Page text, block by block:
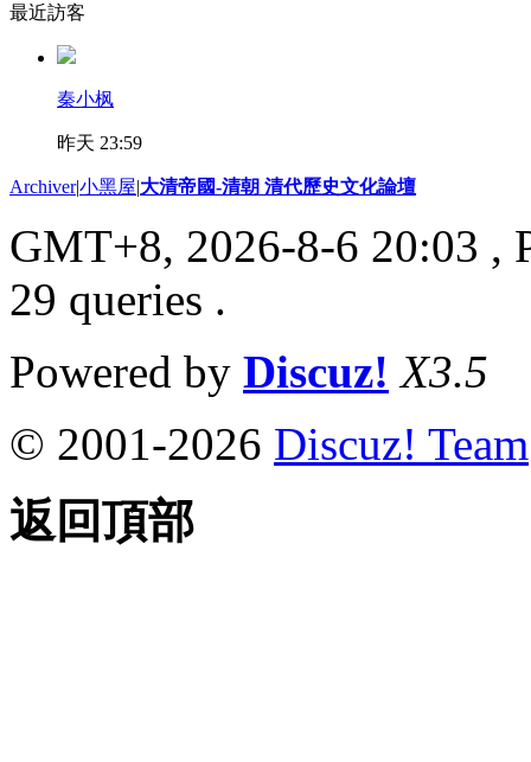
最近訪客
秦小枫
昨天 23:59
Archiver|小黑屋|大清帝國-清朝 清代歷史文化論壇
GMT+8, 2026-8-6 20:03 ,
29 queries .
Powered by Discuz! X3.5
© 2001-2026 Discuz! Team
返回頂部